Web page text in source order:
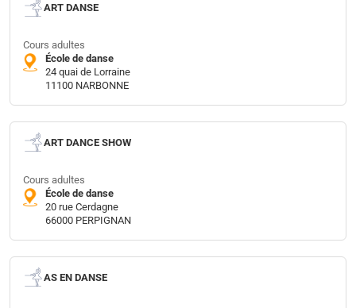
ART DANSE
Cours adultes
École de danse
24 quai de Lorraine
11100 NARBONNE
ART DANCE SHOW
Cours adultes
École de danse
20 rue Cerdagne
66000 PERPIGNAN
AS EN DANSE